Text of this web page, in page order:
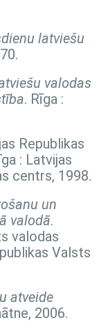
latviešu
valodas
. Rīga :
Republikas
: Latvijas
centrs, 1998.
un
valodā.
valodas
Valsts
atveide
2006.